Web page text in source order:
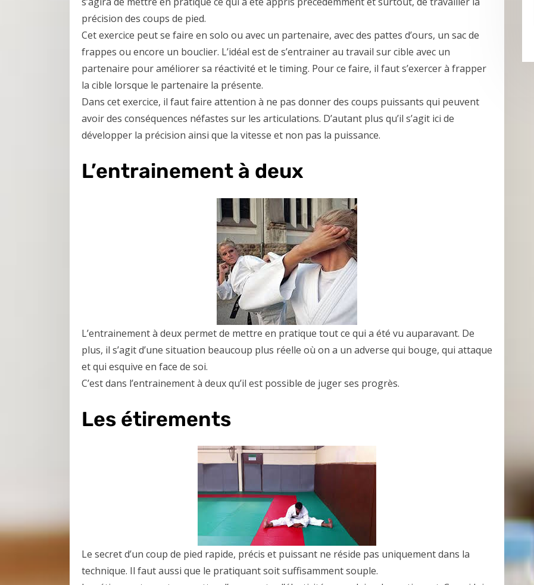
précision des coups de pied.
Cet exercice peut se faire en solo ou avec un partenaire, avec des pattes d’ours, un sac de
frappes ou encore un bouclier. L’idéal est de s’entrainer au travail sur cible avec un
partenaire pour améliorer sa réactivité et le timing. Pour ce faire, il faut s’exercer à frapper
la cible lorsque le partenaire la présente.
Dans cet exercice, il faut faire attention à ne pas donner des coups puissants qui peuvent
avoir des conséquences néfastes sur les articulations. D’autant plus qu’il s’agit ici de
développer la précision ainsi que la vitesse et non pas la puissance.
L’entrainement à deux
L’entrainement à deux permet de mettre en pratique tout ce qui a été vu auparavant. De
plus, il s’agit d’une situation beaucoup plus réelle où on a un adverse qui bouge, qui attaque
et qui esquive en face de soi.
C’est dans l’entrainement à deux qu’il est possible de juger ses progrès.
Les étirements
Le secret d’un coup de pied rapide, précis et puissant ne réside pas uniquement dans la
technique. Il faut aussi que le pratiquant soit suffisamment souple.